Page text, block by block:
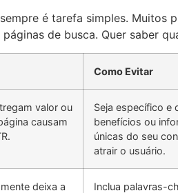
é tarefa simples.
de busca. Quer saber
Como Evitar
valor ou
causam
Seja específico e
benefícios ou
únicas do seu
atrair o usuário.
deixa a
Inclua palavras-